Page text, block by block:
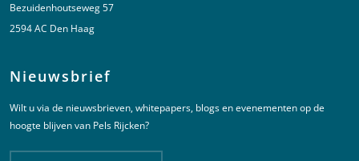
Bezuidenhoutseweg 57
2594 AC Den Haag
Nieuwsbrief
Wilt u via de nieuwsbrieven, whitepapers, blogs en evenementen op de
hoogte blijven van Pels Rijcken?